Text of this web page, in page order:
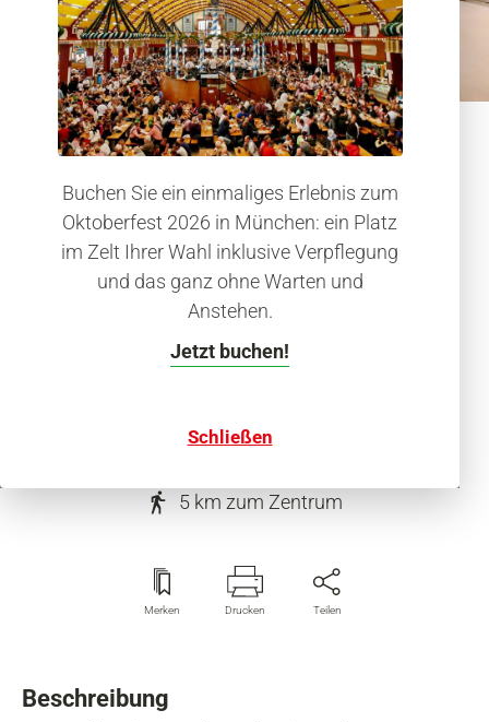
Buchen Sie ein einmaliges Erlebnis zum
Oktoberfest 2026 in München: ein Platz
im Zelt Ihrer Wahl inklusive Verpflegung
und das ganz ohne Warten und
Anstehen.
Jetzt buchen!
Schließen
1 2 3 4 5 6 7 8 9 10 11 12 13 14
Hotel
Novotel München City
Arnulfpark
Hotelkategorie (****)
5 km zum Zentrum
Merken Drucken Teilen
Beschreibung